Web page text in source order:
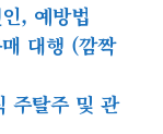
, 예방법
대행 (깜짝
주탈주 및 관